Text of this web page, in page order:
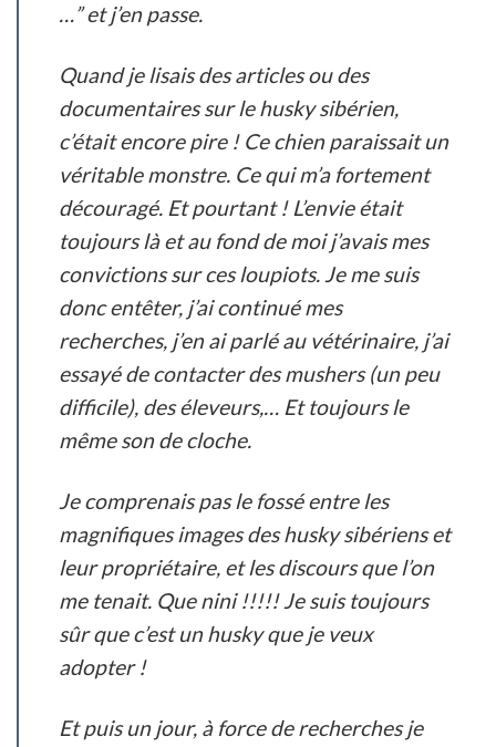
…”et j’en passe.
Quand je lisais des articles ou des
documentaires sur le husky sibérien,
c’était encore pire ! Ce chien paraissait un
véritable monstre. Ce qui m’a fortement
découragé. Et pourtant ! L’envie était
toujours là et au fond de moi j’avais mes
convictions sur ces loupiots. Je me suis
donc entêter, j’ai continué mes
recherches, j’en ai parlé au vétérinaire, j’ai
essayé de contacter des mushers (un peu
difficile), des éleveurs,… Et toujours le
même son de cloche.
Je comprenais pas le fossé entre les
magnifiques images des husky sibériens et
leur propriétaire, et les discours que l’on
me tenait. Que nini !!!!! Je suis toujours
sûr que c’est un husky que je veux
adopter !
Et puis un jour, à force de recherches je